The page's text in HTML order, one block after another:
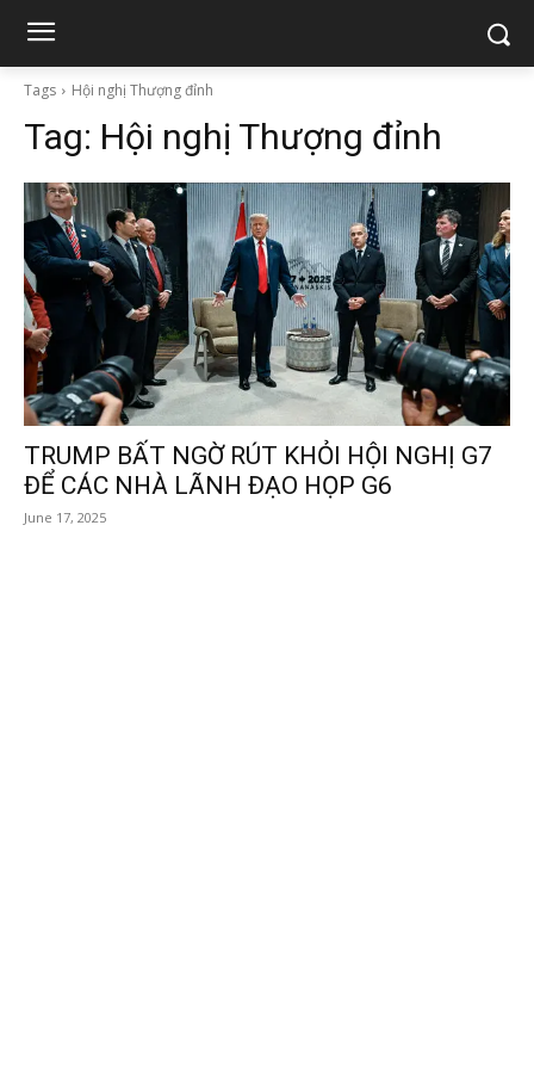
Tags Hội nghị Thượng đỉnh
Tag: Hội nghị Thượng đỉnh
TRUMP BẤT NGỜ RÚT KHỎI HỘI NGHỊ G7
ĐỂ CÁC NHÀ LÃNH ĐẠO HỌP G6
June 17, 2025